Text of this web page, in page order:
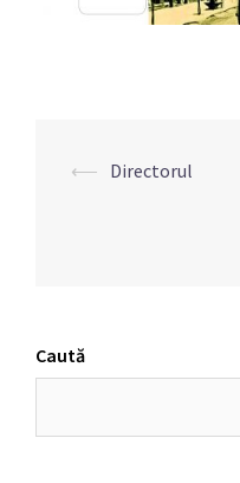
Navigare
⟵ Directorul
Caută